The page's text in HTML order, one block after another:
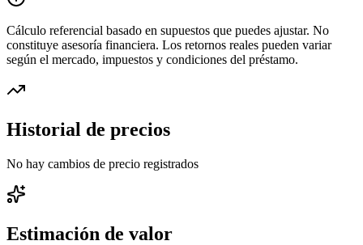
Cálculo referencial basado en supuestos que puedes ajustar. No
constituye asesoría financiera. Los retornos reales pueden variar
según el mercado, impuestos y condiciones del préstamo.
Historial de precios
No hay cambios de precio registrados
Estimación de valor